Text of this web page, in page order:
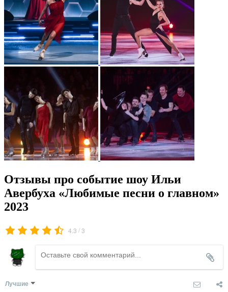
Отзывы про событие шоу Ильи
Авербуха «Любимые песни о главном»
2023
4.3 /3
Лучшие